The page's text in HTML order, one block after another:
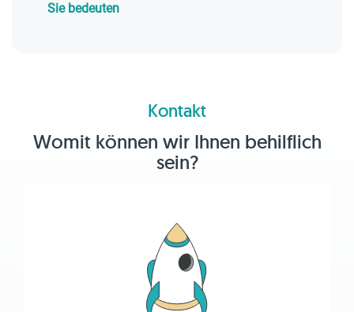
Sie bedeuten
Kontakt
Womit können wir Ihnen behilflich
sein?